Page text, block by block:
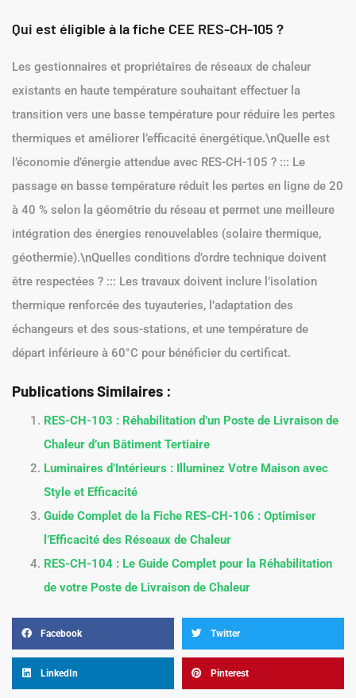
Qui est éligible à la fiche CEE RES-CH-105 ?
Les gestionnaires et propriétaires de réseaux de chaleur
existants en haute température souhaitant effectuer la
transition vers une basse température pour réduire les pertes
thermiques et améliorer l’efficacité énergétique.\nQuelle est
l’économie d’énergie attendue avec RES-CH-105 ? ::: Le
passage en basse température réduit les pertes en ligne de 20
à 40 % selon la géométrie du réseau et permet une meilleure
intégration des énergies renouvelables (solaire thermique,
géothermie).\nQuelles conditions d’ordre technique doivent
être respectées ? ::: Les travaux doivent inclure l’isolation
thermique renforcée des tuyauteries, l’adaptation des
échangeurs et des sous-stations, et une température de
départ inférieure à 60°C pour bénéficier du certificat.
Publications Similaires :
RES-CH-103 : Réhabilitation d’un Poste de Livraison de
Chaleur d’un Bâtiment Tertiaire
Luminaires d’Intérieurs : Illuminez Votre Maison avec
Style et Efficacité
Guide Complet de la Fiche RES-CH-106 : Optimiser
l’Efficacité des Réseaux de Chaleur
RES-CH-104 : Le Guide Complet pour la Réhabilitation
de votre Poste de Livraison de Chaleur
Facebook Twitter
LinkedIn Pinterest